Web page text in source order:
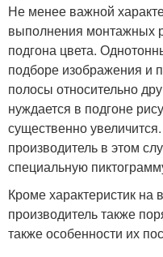
Не менее важной
выполнения монтажных
подгона цвета.
подборе изображения и
полосы относительно
нуждается в подгоне
существенно
производитель в этом
специальную
Кроме характеристик на
производитель также
также особенности их